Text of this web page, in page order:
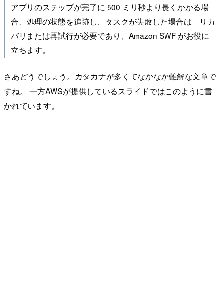
アプリのステップが完了に 500 ミリ秒より長くかかる場
合、処理の状態を追跡し、タスクが失敗した場合は、リカ
バリまたは再試行が必要であり、Amazon SWF がお役に
立ちます。
さあどうでしょう。カタカナが多くてなかなか難解な文章で
すね。 一方AWSが提供しているスライドではこのように書
かれています。